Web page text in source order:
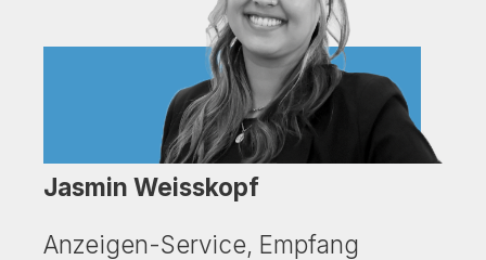
Jasmin Weisskopf
Anzeigen-Service, Empfang